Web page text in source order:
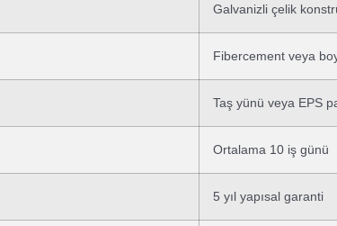
Galvanizli çelik
Fibercement veya
Taş yünü veya EPS
Ortalama 10 iş günü
5 yıl yapısal garanti